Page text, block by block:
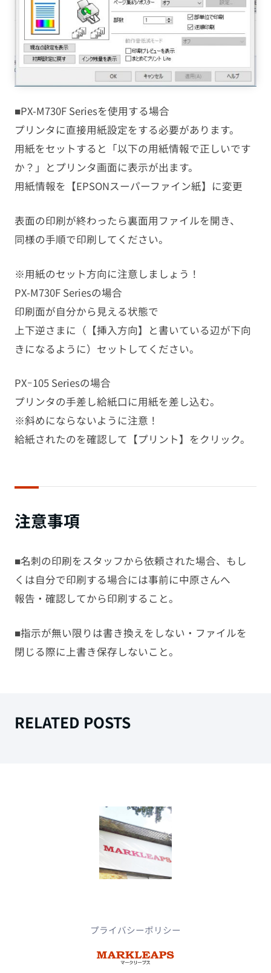
■PX-M730F Seriesを使用する場合
プリンタに直接用紙設定をする必要があります。
用紙をセットすると「以下の用紙情報で正しいです
か？」とプリンタ画面に表示が出ます。
用紙情報を【EPSONスーパーファイン紙】に変更
表面の印刷が終わったら裏面用ファイルを開き、
同様の手順で印刷してください。
※用紙のセット方向に注意しましょう！
PX-M730F Seriesの場合
印刷面が自分から見える状態で
上下逆さまに（【挿入方向】と書いている辺が下向
きになるように）セットしてください。
PXｰ105 Seriesの場合
プリンタの手差し給紙口に用紙を差し込む。
※斜めにならないように注意！
給紙されたのを確認して【プリント】をクリック。
注意事項
■名刺の印刷をスタッフから依頼された場合、もし
くは自分で印刷する場合には事前に中原さんへ
報告・確認してから印刷すること。
■指示が無い限りは書き換えをしない・ファイルを
閉じる際に上書き保存しないこと。
RELATED POSTS
プライバシーポリシー